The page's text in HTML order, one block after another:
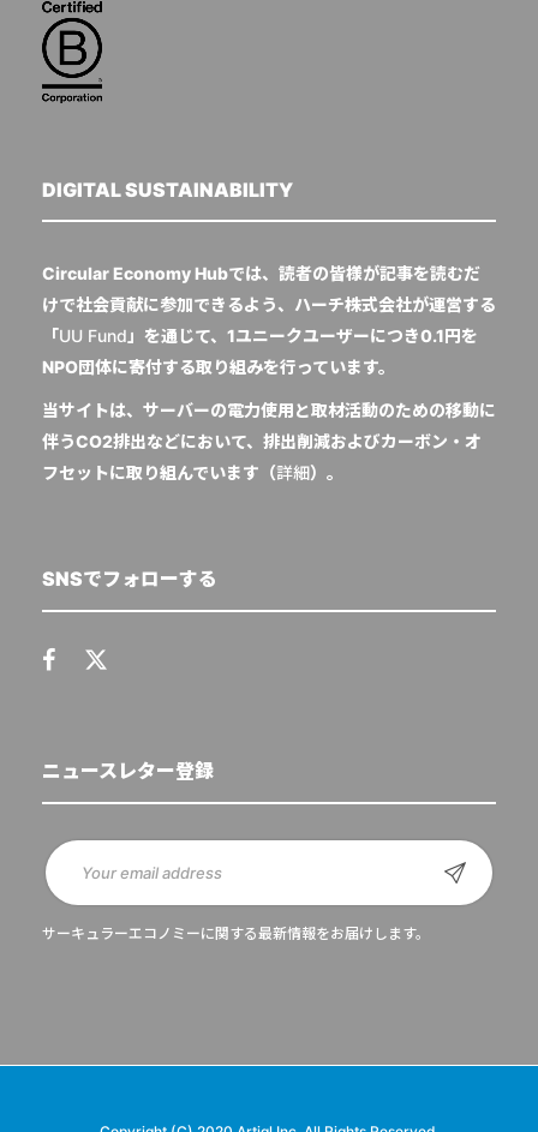
DIGITAL SUSTAINABILITY
Circular Economy Hubでは、読者の皆様が記事を読むだ
けで社会貢献に参加できるよう、ハーチ株式会社が運営する
「UU Fund 」を通じて、1ユニークユーザーにつき0.1円を
NPO団体に寄付する取り組みを行っています。
当サイトは、サーバーの電力使用と取材活動のための移動に
伴うCO2排出などにおいて、排出削減およびカーボン・オ
フセットに取り組んでいます（詳細）。
SNSでフォローする
ニュースレター登録
サーキュラーエコノミーに関する最新情報をお届けします。